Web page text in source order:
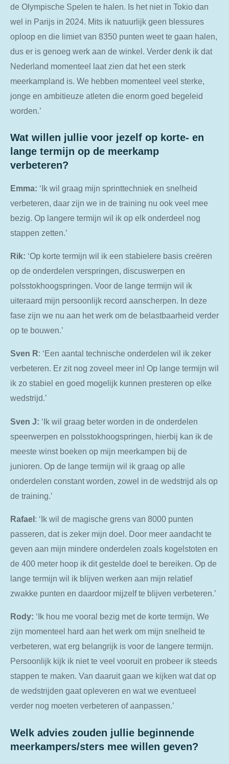
de Olympische Spelen te halen. Is het niet in Tokio dan
wel in Parijs in 2024. Mits ik natuurlijk geen blessures
oploop en die limiet van 8350 punten weet te gaan halen,
dus er is genoeg werk aan de winkel. Verder denk ik dat
Nederland momenteel laat zien dat het een sterk
meerkampland is. We hebben momenteel veel sterke,
jonge en ambitieuze atleten die enorm goed begeleid
worden.’
Wat willen jullie voor jezelf op korte- en
lange termijn op de meerkamp
verbeteren?
Emma: ‘Ik wil graag mijn sprinttechniek en snelheid
verbeteren, daar zijn we in de training nu ook veel mee
bezig. Op langere termijn wil ik op elk onderdeel nog
stappen zetten.’
Rik: ‘Op korte termijn wil ik een stabielere basis creëren
op de onderdelen verspringen, discuswerpen en
polsstokhoogspringen. Voor de lange termijn wil ik
uiteraard mijn persoonlijk record aanscherpen. In deze
fase zijn we nu aan het werk om de belastbaarheid verder
op te bouwen.’
Sven R: ‘Een aantal technische onderdelen wil ik zeker
verbeteren. Er zit nog zoveel meer in! Op lange termijn wil
ik zo stabiel en goed mogelijk kunnen presteren op elke
wedstrijd.’
Sven J: ‘Ik wil graag beter worden in de onderdelen
speerwerpen en polsstokhoogspringen, hierbij kan ik de
meeste winst boeken op mijn meerkampen bij de
junioren. Op de lange termijn wil ik graag op alle
onderdelen constant worden, zowel in de wedstrijd als op
de training.’
Rafael: ‘Ik wil de magische grens van 8000 punten
passeren, dat is zeker mijn doel. Door meer aandacht te
geven aan mijn mindere onderdelen zoals kogelstoten en
de 400 meter hoop ik dit gestelde doel te bereiken. Op de
lange termijn wil ik blijven werken aan mijn relatief
zwakke punten en daardoor mijzelf te blijven verbeteren.’
Rody: ‘Ik hou me vooral bezig met de korte termijn. We
zijn momenteel hard aan het werk om mijn snelheid te
verbeteren, wat erg belangrijk is voor de langere termijn.
Persoonlijk kijk ik niet te veel vooruit en probeer ik steeds
stappen te maken. Van daaruit gaan we kijken wat dat op
de wedstrijden gaat opleveren en wat we eventueel
verder nog moeten verbeteren of aanpassen.’
Welk advies zouden jullie beginnende
meerkampers/sters mee willen geven?